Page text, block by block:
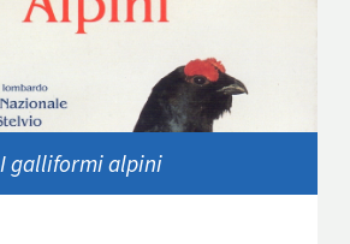
I galliformi alpini